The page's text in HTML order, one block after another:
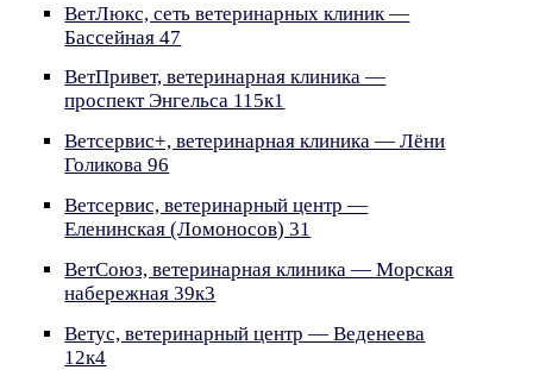
ВетЛюкс, сеть ветеринарных клиник —
Бассейная 47
ВетПривет, ветеринарная клиника —
проспект Энгельса 115к1
Ветсервис+, ветеринарная клиника — Лёни
Голикова 96
Ветсервис, ветеринарный центр —
Еленинская (Ломоносов) 31
ВетСоюз, ветеринарная клиника — Морская
набережная 39к3
Ветус, ветеринарный центр — Веденеева
12к4